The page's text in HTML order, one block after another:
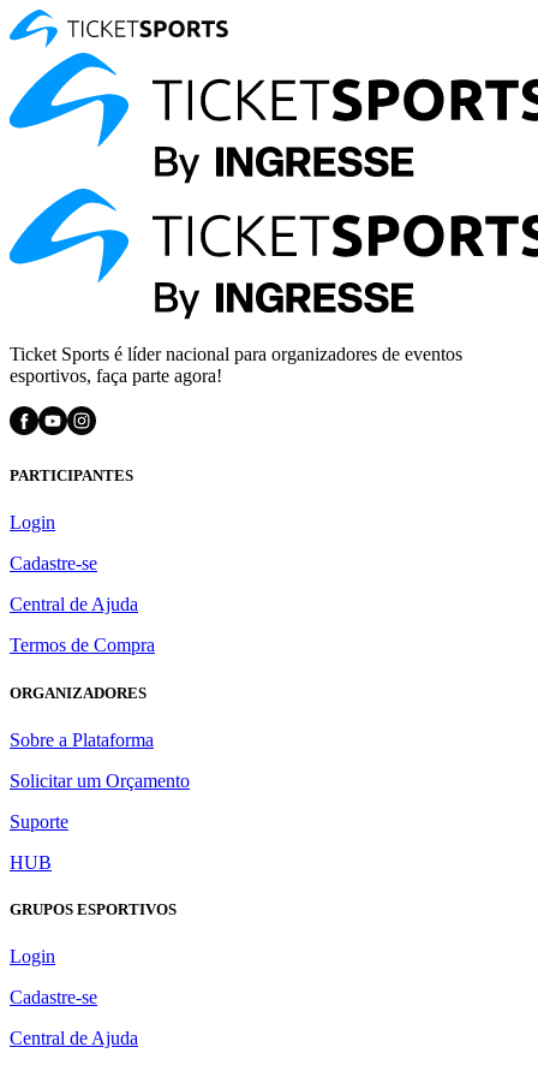
Ticket Sports é líder nacional para organizadores de eventos
esportivos, faça parte agora!
PARTICIPANTES
Login
Cadastre-se
Central de Ajuda
Termos de Compra
ORGANIZADORES
Sobre a Plataforma
Solicitar um Orçamento
Suporte
HUB
GRUPOS ESPORTIVOS
Login
Cadastre-se
Central de Ajuda